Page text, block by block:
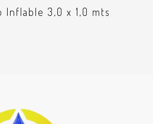
3,0 x 1,0 mts